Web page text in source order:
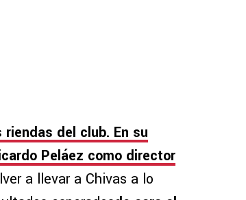
del club. En su
Peláez como director
a llevar a Chivas a lo